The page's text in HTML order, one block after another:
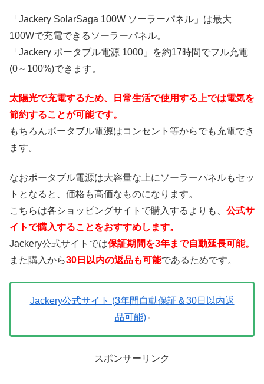
「Jackery SolarSaga 100W ソーラーパネル」は最大
100Wで充電できるソーラーパネル。
「Jackery ポータブル電源 1000」を約17時間でフル充電
(0～100%)できます。
太陽光で充電するため、日常生活で使用する上では電気を
節約することが可能です。
もちろんポータブル電源はコンセント等からでも充電でき
ます。
なおポータブル電源は大容量な上にソーラーパネルもセッ
トとなると、価格も高価なものになります。
こちらは各ショッピングサイトで購入するよりも、 公式サ
イトで購入することをおすすめします。
Jackery公式サイトでは保証期間を3年まで自動延長可能。
また購入から30日以内の返品も可能であるためです。
Jackery公式サイト (3年間自動保証＆30日以内返
品可能)
スポンサーリンク